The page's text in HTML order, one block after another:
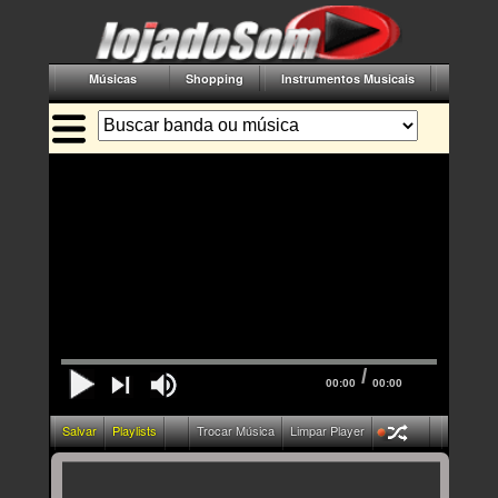
Músicas Shopping Instrumentos Musicais
00:00 / 00:00
Salvar Playlists Trocar Música Limpar Player